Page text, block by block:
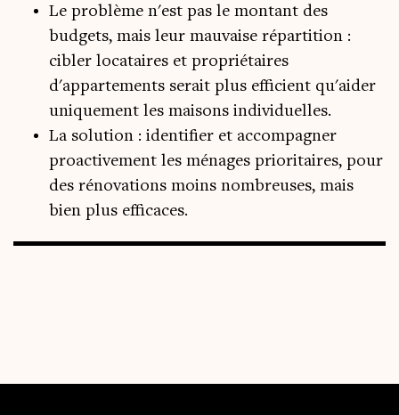
Le problème n'est pas le montant des
budgets, mais leur mauvaise répartition :
cibler locataires et propriétaires
d'appartements serait plus efficient qu'aider
uniquement les maisons individuelles.
La solution : identifier et accompagner
proactivement les ménages prioritaires, pour
des rénovations moins nombreuses, mais
bien plus efficaces.